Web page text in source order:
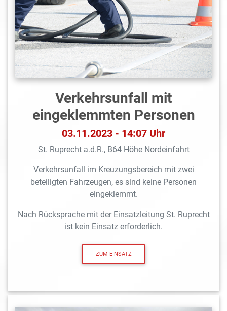
Verkehrsunfall mit
eingeklemmten Personen
03.11.2023 - 14:07 Uhr
St. Ruprecht a.d.R., B64 Höhe Nordeinfahrt
Verkehrsunfall im Kreuzungsbereich mit zwei
beteiligten Fahrzeugen, es sind keine Personen
eingeklemmt.
Nach Rücksprache mit der Einsatzleitung St. Ruprecht
ist kein Einsatz erforderlich.
ZUM EINSATZ